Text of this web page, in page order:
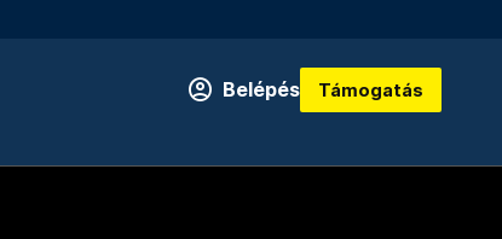
Belépés Támogatás